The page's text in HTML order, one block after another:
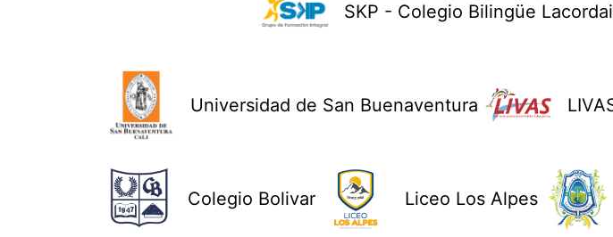
SKP - Colegio Bilingüe
Universidad de San Buenaventura
Colegio Bolivar Liceo Los Alpes